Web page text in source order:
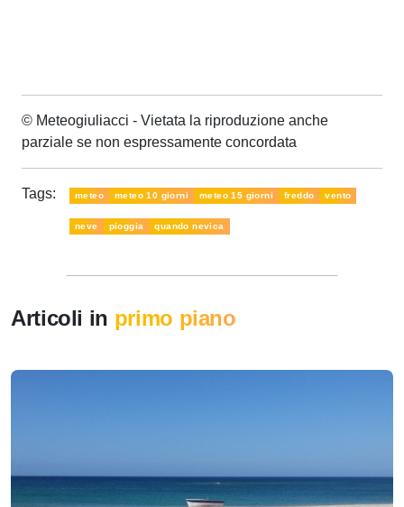
© Meteogiuliacci - Vietata la riproduzione anche
parziale se non espressamente concordata
Tags: meteo meteo 10 giorni meteo 15 giorni freddo vento
neve pioggia quando nevica
Articoli in primo piano